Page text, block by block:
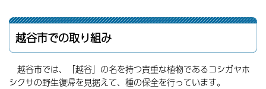
越谷市での取り組み
越谷市では、「越谷」の名を持つ貴重な植物であるコシガヤホ
シクサの野生復帰を見据えて、種の保全を行っています。